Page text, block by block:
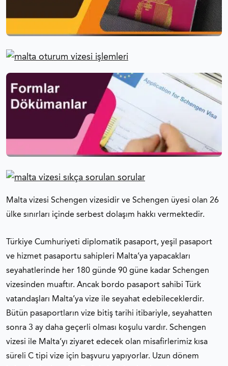
Malta vizesi Schengen vizesidir ve Schengen üyesi olan 26
ülke sınırları içinde serbest dolaşım hakkı vermektedir.
Türkiye Cumhuriyeti diplomatik pasaport, yeşil pasaport
ve hizmet pasaportu sahipleri Malta’ya yapacakları
seyahatlerinde her 180 günde 90 güne kadar Schengen
vizesinden muaftır. Ancak bordo pasaport sahibi Türk
vatandaşları Malta’ya vize ile seyahat edebileceklerdir.
Bütün pasaportların vize bitiş tarihi itibariyle, seyahatten
sonra 3 ay daha geçerli olması koşulu vardır. Schengen
vizesi ile Malta’yı ziyaret edecek olan misafirlerimiz kısa
süreli C tipi vize için başvuru yapıyorlar. Uzun dönem